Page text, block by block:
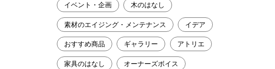
イベント・企画 木のはなし
素材のエイジング・メンテナンス イデア
おすすめ商品 ギャラリー アトリエ
家具のはなし オーナーズボイス